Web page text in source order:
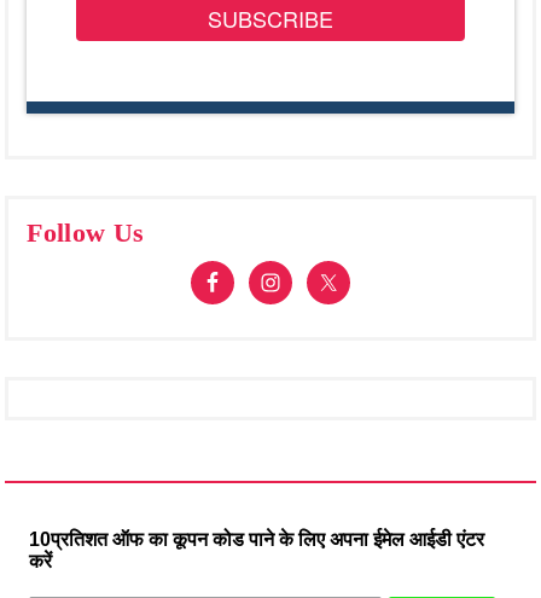
SUBSCRIBE
Follow Us
10प्रतिशत ऑफ का कूपन कोड पाने के लिए अपना ईमेल आईडी एंटर
करें